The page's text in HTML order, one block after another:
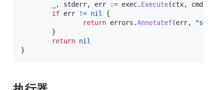
, stderr, err := exec. Execute(ctx, cmd
if err != nil
{
return errors .Annotatef(err,
}
return nil
}